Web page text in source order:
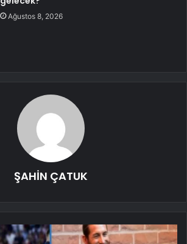
Ağustos 8, 2026
ŞAHİN ÇATUK